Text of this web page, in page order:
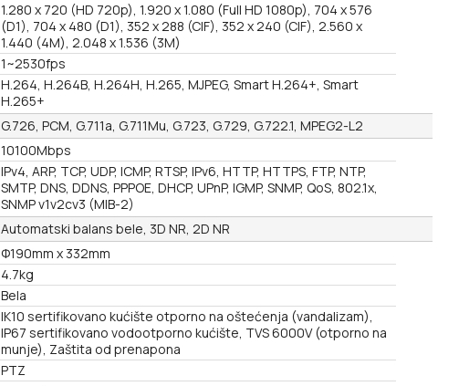
1.280 x 720 (HD 720p), 1.920 x 1.080 (Full HD 1080p), 704 x 576
(D1), 704 x 480 (D1), 352 x 288 (CIF), 352 x 240 (CIF), 2.560 x
1.440 (4M), 2.048 x 1.536 (3M)
1~2530fps
H.264, H.264B, H.264H, H.265, MJPEG, Smart H.264+, Smart
H.265+
G.726, PCM, G.711a, G.711Mu, G.723, G.729, G.722.1, MPEG2-L2
10100Mbps
IPv4, ARP, TCP, UDP, ICMP, RTSP, IPv6, HTTP, HTTPS, FTP, NTP,
SMTP, DNS, DDNS, PPPOE, DHCP, UPnP, IGMP, SNMP, QoS, 802.1x,
SNMP v1v2cv3 (MIB-2)
Automatski balans bele, 3D NR, 2D NR
Φ190mm x 332mm
4.7kg
Bela
IK10 sertifikovano kućište otporno na oštećenja (vandalizam),
IP67 sertifikovano vodootporno kućište, TVS 6000V (otporno na
munje), Zaštita od prenapona
PTZ